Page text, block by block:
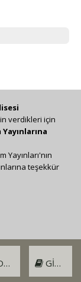
GIRIŞ
verdikleri için
Yayınları'nın
teşekkür